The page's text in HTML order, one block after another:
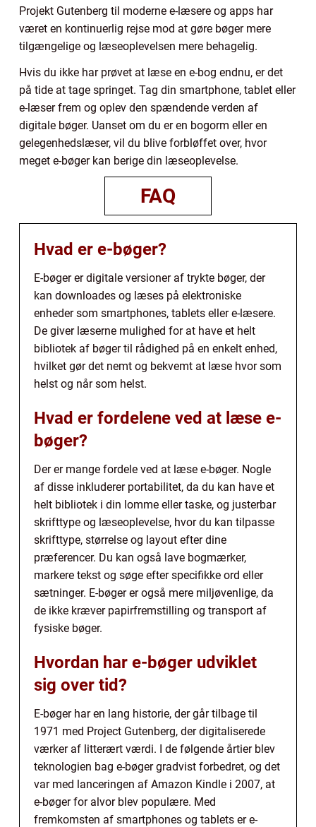
Projekt Gutenberg til moderne e-læsere og apps har
været en kontinuerlig rejse mod at gøre bøger mere
tilgængelige og læseoplevelsen mere behagelig.
Hvis du ikke har prøvet at læse en e-bog endnu, er det
på tide at tage springet. Tag din smartphone, tablet eller
e-læser frem og oplev den spændende verden af
digitale bøger. Uanset om du er en bogorm eller en
gelegenhedslæser, vil du blive forbløffet over, hvor
meget e-bøger kan berige din læseoplevelse.
FAQ
Hvad er e-bøger?
E-bøger er digitale versioner af trykte bøger, der
kan downloades og læses på elektroniske
enheder som smartphones, tablets eller e-læsere.
De giver læserne mulighed for at have et helt
bibliotek af bøger til rådighed på en enkelt enhed,
hvilket gør det nemt og bekvemt at læse hvor som
helst og når som helst.
Hvad er fordelene ved at læse e-
bøger?
Der er mange fordele ved at læse e-bøger. Nogle
af disse inkluderer portabilitet, da du kan have et
helt bibliotek i din lomme eller taske, og justerbar
skrifttype og læseoplevelse, hvor du kan tilpasse
skrifttype, størrelse og layout efter dine
præferencer. Du kan også lave bogmærker,
markere tekst og søge efter specifikke ord eller
sætninger. E-bøger er også mere miljøvenlige, da
de ikke kræver papirfremstilling og transport af
fysiske bøger.
Hvordan har e-bøger udviklet
sig over tid?
E-bøger har en lang historie, der går tilbage til
1971 med Project Gutenberg, der digitaliserede
værker af litterært værdi. I de følgende årtier blev
teknologien bag e-bøger gradvist forbedret, og det
var med lanceringen af Amazon Kindle i 2007, at
e-bøger for alvor blev populære. Med
fremkomsten af smartphones og tablets er e-